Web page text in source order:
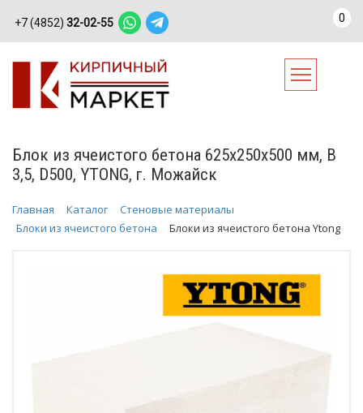
+7 (4852) 32-02-55 0
Блок из ячеистого бетона 625х250х500 мм, В
3,5, D500, YTONG, г. Можайск
Главная Каталог
Стеновые материалы
Блоки из ячеистого бетона
Блоки из ячеистого бетона Ytong